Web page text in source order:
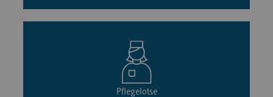
Pflegelotse